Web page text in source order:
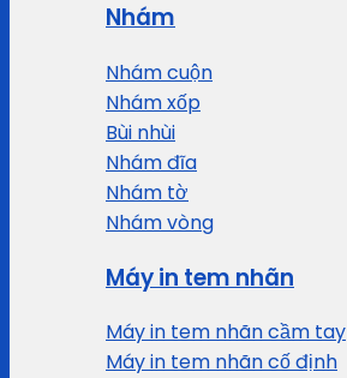
Nhám
Nhám cuộn
Nhám xốp
Bùi nhùi
Nhám đĩa
Nhám tờ
Nhám vòng
Máy in tem nhãn
Máy in tem nhãn cầm tay
Máy in tem nhãn cố định